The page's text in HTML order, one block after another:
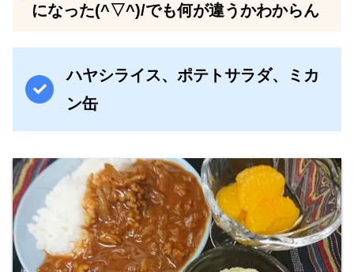
になった(^▽^)/でも何が違うかわからん
ハヤシライス、ポテトサラダ、ミカ
ン缶